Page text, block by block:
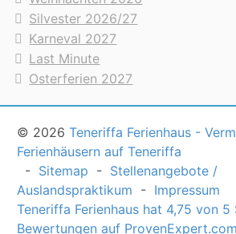
Silvester 2026/27
Karneval 2027
Last Minute
Osterferien 2027
© 2026Teneriffa Ferienhaus -
Ferienhäusern auf Teneriffa
- Sitemap - Stellenangebote /
Auslandspraktikum - Impressum
Teneriffa Ferienhaus hat 4,75 von 5
Bewertungen auf ProvenExpert.com